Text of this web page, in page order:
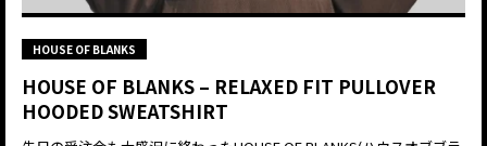
HOUSE OF BLANKS
HOUSE OF BLANKS – RELAXED FIT PULLOVER
HOODED SWEATSHIRT